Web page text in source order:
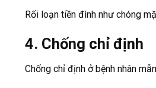
Rối loạn tiền đình như chóng
4. Chống chỉ định
Chống chỉ định ở bệnh nhân